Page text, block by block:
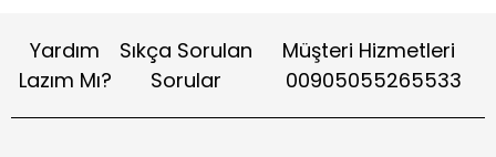
Yardım
Lazım Mı?
Sıkça Sorulan
Sorular
Müşteri Hizmetleri
00905055265533